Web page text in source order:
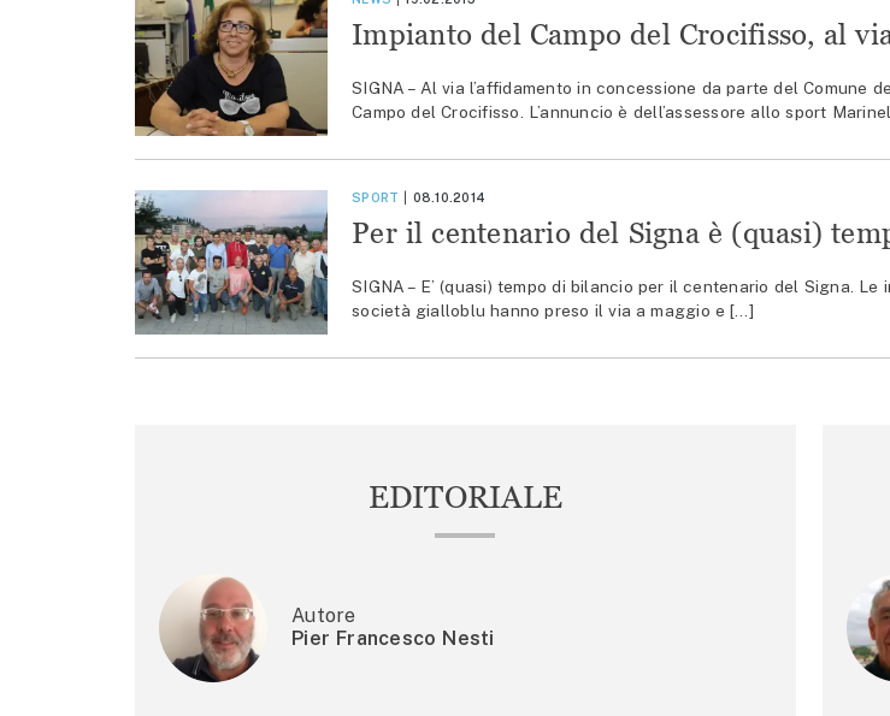
Impianto del Campo del Crocifisso, al
SIGNA – Al via l’affidamento in concessione da parte del Comune
Campo del Crocifisso. L’annuncio è dell’assessore allo sport
SPORT 08.10.2014
Per il centenario del Signa è (quasi)
SIGNA – E’ (quasi) tempo di bilancio per il centenario del Signa.
società gialloblu hanno preso il via a maggio e […]
EDITORIALE
Autore
Pier Francesco Nesti